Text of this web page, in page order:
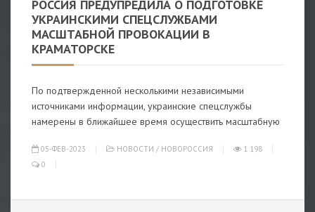
РОССИЯ ПРЕДУПРЕДИЛА О ПОДГОТОВКЕ
УКРАИНСКИМИ СПЕЦСЛУЖБАМИ
МАСШТАБНОЙ ПРОВОКАЦИИ В
КРАМАТОРСКЕ
По подтвержденной несколькими независимыми
источниками информации, украинские спецслужбы
намерены в ближайшее время осуществить масштабную
05-ФЕВ-2023 НОВОСТИ / НОВОРОССИЯ
1 198
0